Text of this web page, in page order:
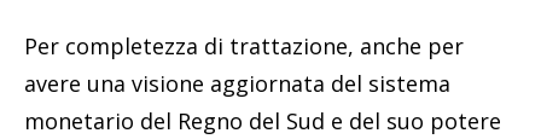
Per completezza di trattazione, anche per
avere una visione aggiornata del sistema
monetario del Regno del Sud e del suo potere